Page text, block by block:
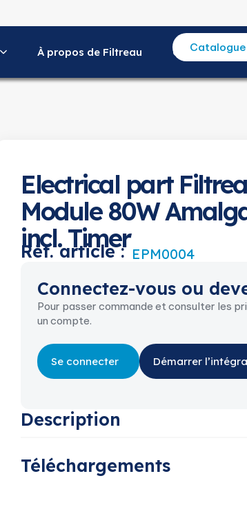
À propos de Filtreau Centre d'aide
Catalogue
Electrical part
Module 80W
incl. Timer
Réf. article : EPM0004
Connectez-vous ou
Pour passer commande et consulter les
un compte.
Se connecter Démarrer
Description
Téléchargements